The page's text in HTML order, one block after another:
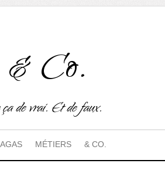
Co.
de vrai. Et de faux.
MÉTIERS & CO.